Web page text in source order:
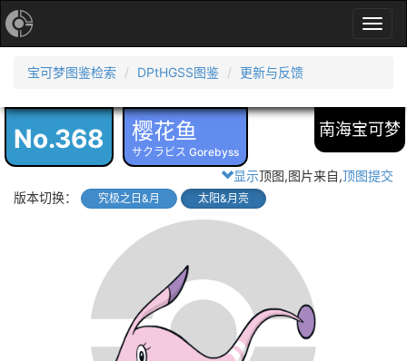
宝可梦图鉴检索
DPtHGSS图鉴 更新与反馈
No.368 樱花鱼
サクラビス Gorebyss
南海宝可梦
显示顶图,图片来自,顶图提交
版本切换：
究极之日&月 太阳&月亮